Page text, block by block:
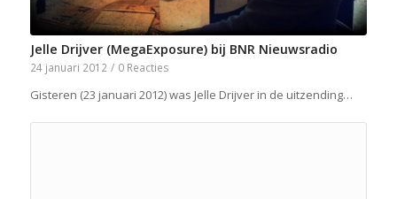
Jelle Drijver (MegaExposure) bij BNR Nieuwsradio
24 januari 2012 / 0 Reacties
Gisteren (23 januari 2012) was Jelle Drijver in de uitzending…